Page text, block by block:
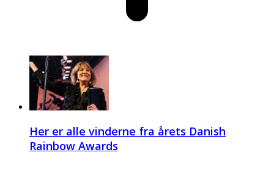
Her er alle vinderne fra årets Danish
Rainbow Awards